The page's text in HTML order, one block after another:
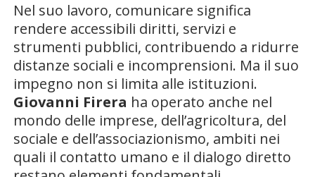
Nel suo lavoro, comunicare significa
rendere accessibili diritti, servizi e
strumenti pubblici, contribuendo a ridurre
distanze sociali e incomprensioni. Ma il suo
impegno non si limita alle istituzioni.
Giovanni Firera ha operato anche nel
mondo delle imprese, dell’agricoltura, del
sociale e dell’associazionismo, ambiti nei
quali il contatto umano e il dialogo diretto